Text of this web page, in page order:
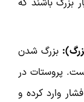
بزرگ شدن
پروستات در
وارد کرده و